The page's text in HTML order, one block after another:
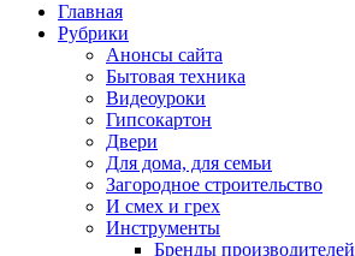
Главная
Рубрики
Анонсы сайта
Бытовая техника
Видеоуроки
Гипсокартон
Двери
Для дома, для семьи
Загородное строительство
И смех и грех
Инструменты
Бренды производителей